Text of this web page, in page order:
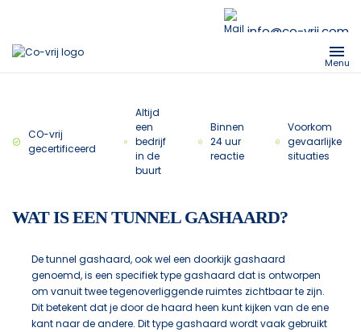
info@co-vrij.com
Menu
CO-vrij
gecertificeerd
Altijd
een
bedrijf
in de
buurt
Binnen
24 uur
reactie
Voorkom
gevaarlijke
situaties
WAT IS EEN TUNNEL GASHAARD?
De tunnel gashaard, ook wel een doorkijk gashaard
genoemd, is een specifiek type gashaard dat is ontworpen
om vanuit twee tegenoverliggende ruimtes zichtbaar te zijn.
Dit betekent dat je door de haard heen kunt kijken van de ene
kant naar de andere. Dit type gashaard wordt vaak gebruikt